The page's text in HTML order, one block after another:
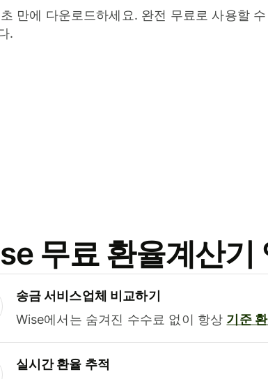
만에 다운로드하세요. 완전 무료로 사용할
.
무료 환율계산기
송금 서비스업체 비교하기
Wise에서는 숨겨진 수수료 없이 항상 기준
실시간 환율 추적